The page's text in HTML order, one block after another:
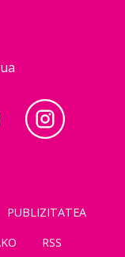
PUBLIZITATEA
RSS